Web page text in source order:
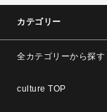
カテゴリー
全カテゴリーから探す
culture TOP